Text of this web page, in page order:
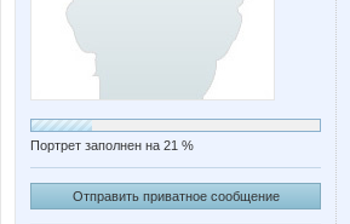
Портрет заполнен на 21 %
Отправить приватное сообщение